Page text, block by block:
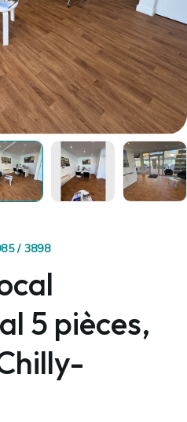
/ 3898
5 pièces,